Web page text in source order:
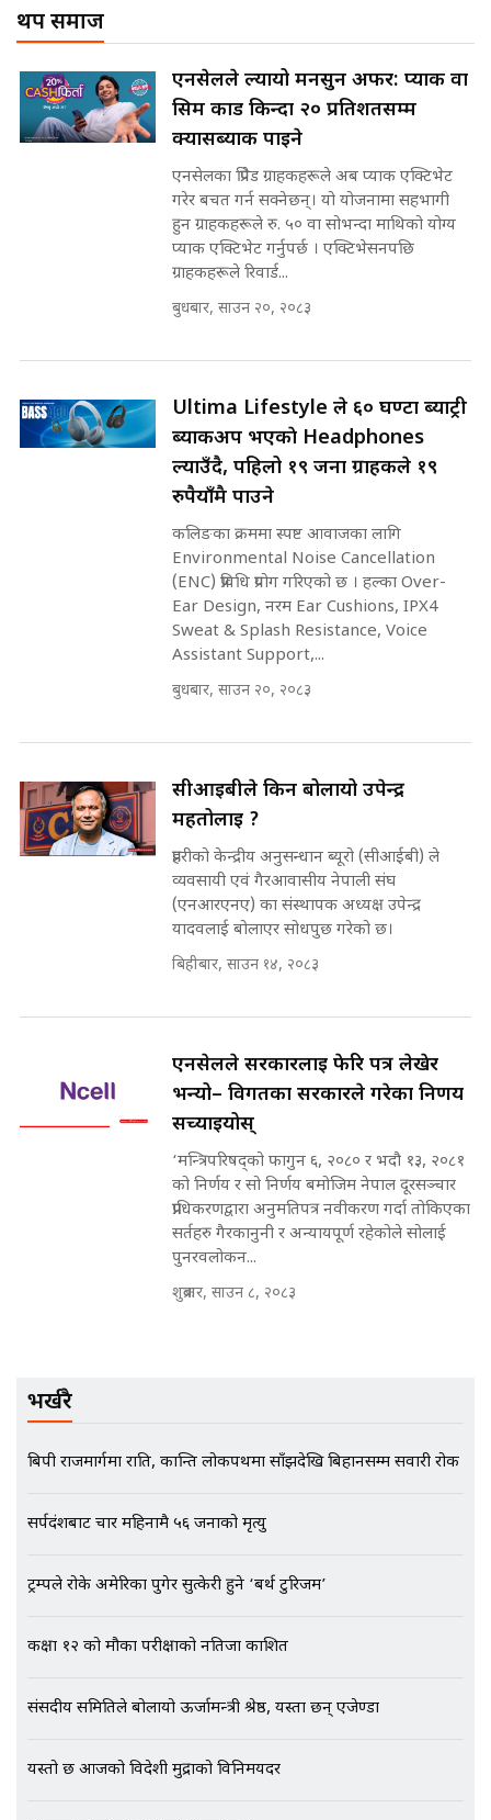
वैधानिकता || Cannabis legalized
राष्ट्रिय सवालमा ९ दल एकजुट ||
Prachanda, Rabi, Gagan Stand
on the Same Page ||
SIDHAKURA ||
सहकारी पीडितसँग मन्त्री प्रतिभा रावलले
भनिन्–साथ दिनुहोस्, दबाब होइन ||
Sidhakura || Pratibha Rawal
SIDHAKURA ||
कहिले बन्ला चक्रपथ ? विस्तार कार्यमा
Expansion Dilemma |
SIDHAKURA |
पटकपटक भावुक बने गृहमन्त्री सुदन
गुरुङ, भक्कानिए सांसदहरू ||
SIDHAKURA
पोप्पोको पासोः कमाउने लोभमा घरबार नै
उठिबास | The Dark Side of
'Poppo Live'-SIDHAKURA
INVESTIGATION
मन्त्री आउने बित्तिकै सुरु भएको थियो
घुसको डिल || Raj Kumar Gupta ||
SIDHAKURA ||
घुसको डिल गर्ने मन्त्रीकाे राजिनामा,
भूमिसुधार मन्त्रीलाई जोगाइदै ! ||
SIDHAKURA ||
७८ लाख घुस खाने मन्त्री ! जोगाउने
प्रधानमन्त्री ? || SIDHAKURA ||
SIDHAKURA INVESTIGATION
||
मन्त्री र पूर्व मन्त्रीको ७८ लाख घुस डिलको
मन्त्री राजकुमारलाई घुस दिने विचौलीया
पूर्व मन्त्री रञ्जिता || SIDHAKURA
||
मन्त्रीले घुस डिल गरेको अडियो ! दुई झोला
मृतकका परिवारप्रति मेडिकल काउन्सीलको
बदनियत ! न्याय खोज्दै भौतारिदै सुवास
|| THE REPORTER ||
EXCLUSIVE - भिजिट भिसामा सेटिङको
गोप्य अडियो र म्यासेज, गृह मन्त्रालय
कनेक्सन ! || VISIT VISA SCAM
एभरेष्ट अस्पताल फलोअपः CCTV फुटेज
Followup: CCTV Footage Lost |
SIDHAKURA |
थप समाज
एनसेलले ल्यायो मनसुन अफर: प्याक वा
सिम कार्ड किन्दा २० प्रतिशतसम्म
क्यासब्याक पाइने
एनसेलका प्रिपेड ग्राहकहरूले अब प्याक एक्टिभेट
गरेर बचत गर्न सक्नेछन्। यो योजनामा सहभागी
हुन ग्राहकहरूले रु. ५० वा सोभन्दा माथिको योग्य
प्याक एक्टिभेट गर्नुपर्छ । एक्टिभेसनपछि
ग्राहकहरूले रिवार्ड...
बुधबार, साउन २०, २०८३
Ultima Lifestyle ले ६० घण्टा ब्याट्री
ब्याकअप भएकाे Headphones
ल्याउँदै, पहिलो १९ जना ग्राहकले १९
रुपैयाँमै पाउने
कलिङका क्रममा स्पष्ट आवाजका लागि
Environmental Noise Cancellation
(ENC) प्रविधि प्रयोग गरिएको छ । हल्का Over-
Ear Design, नरम Ear Cushions, IPX4
Sweat & Splash Resistance, Voice
Assistant Support,...
बुधबार, साउन २०, २०८३
सीआईबीले किन बोलायो उपेन्द्र
महतोलाई ?
प्रहरीको केन्द्रीय अनुसन्धान ब्यूरो (सीआईबी) ले
व्यवसायी एवं गैरआवासीय नेपाली संघ
(एनआरएनए) का संस्थापक अध्यक्ष उपेन्द्र
यादवलाई बोलाएर सोधपुछ गरेको छ।
बिहीबार, साउन १४, २०८३
एनसेलले सरकारलाई फेरि पत्र लेखेर
भन्यो– विगतका सरकारले गरेका निर्णय
सच्याइयोस्
‘मन्त्रिपरिषद्को फागुन ६, २०८० र भदौ १३, २०८१
को निर्णय र सो निर्णय बमोजिम नेपाल दूरसञ्चार
प्राधिकरणद्वारा अनुमतिपत्र नवीकरण गर्दा तोकिएका
सर्तहरु गैरकानुनी र अन्यायपूर्ण रहेकोले सोलाई
पुनरवलोकन...
शुक्रबार, साउन ८, २०८३
भर्खरै
बिपी राजमार्गमा राति, कान्ति लोकपथमा साँझदेखि बिहानसम्म सवारी रोक
सर्पदंशबाट चार महिनामै ५६ जनाको मृत्यु
ट्रम्पले रोके अमेरिका पुगेर सुत्केरी हुने ‘बर्थ टुरिजम’
कक्षा १२ को मौका परीक्षाको नतिजा प्रकाशित
संसदीय समितिले बोलायो ऊर्जामन्त्री श्रेष्ठ, यस्ता छन् एजेण्डा
यस्तो छ आजको विदेशी मुद्राको विनिमयदर